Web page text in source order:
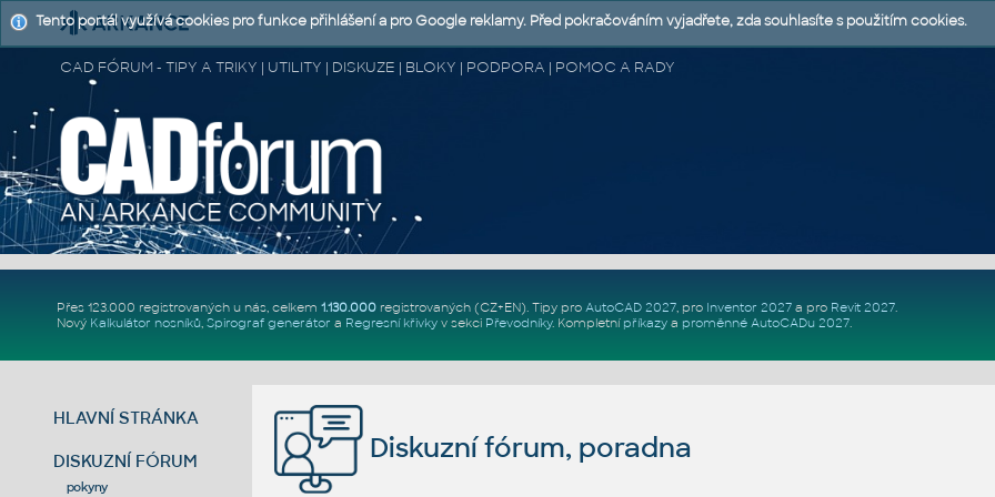
CAD FÓRUM - TIPY A TRIKY | UTILITY | DISKUZE | BLOKY | PODPORA | POMOC A RADY
Přes 123.000 registrovaných u nás, celkem 1.130.000registrovaných (CZ+EN). Tipy pro AutoCAD 2027, pro Inventor 2027a pro Revit 2027.
Nový Kalkulátor nosníků, Spirograf generátor a Regresní křivkyv sekci Převodníky. Kompletní příkazya proměnné AutoCADu 2027.
HLAVNÍ STRÁNKA
DISKUZNÍ FÓRUM
pokyny
Diskuzní fórum, poradna
Tento portál využívá cookies pro funkce přihlášení a pro Google reklamy. Před pokračováním vyjadřete, zda souhlasíte s použitím cookies.